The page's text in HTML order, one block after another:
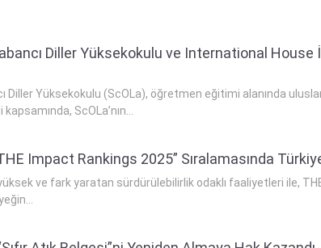
Diller Yüksekokulu ve International House
Diller Yüksekokulu (ScOLa), öğretmen eğitimi alanında
ScOLa’nın...
Impact Rankings 2025” Sıralamasında
ve fark yaratan sürdürülebilirlik odaklı faaliyetleri ile,